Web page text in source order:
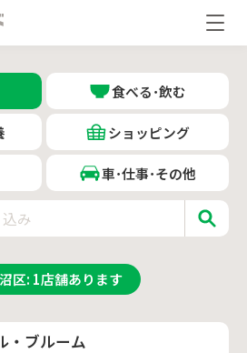
食べる･飲む
ショッピング
車･仕事･その他
区: 1店舗あります
・ブルーム